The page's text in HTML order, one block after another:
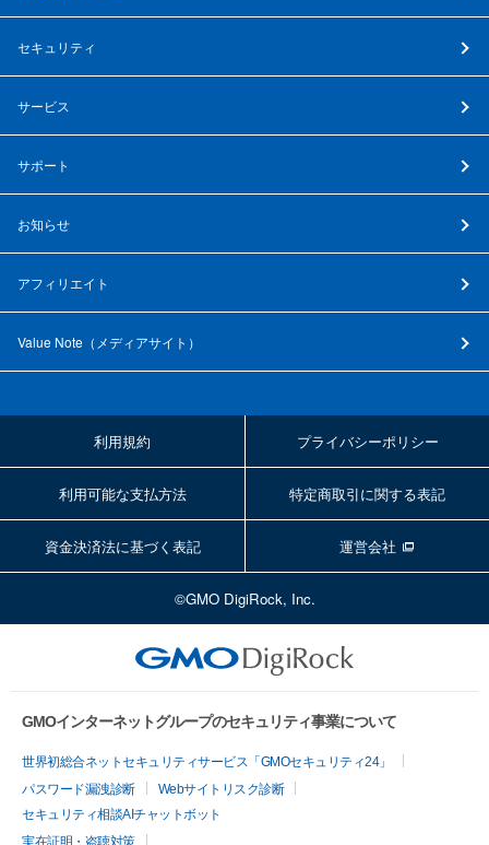
セキュリティ
サービス
サポート
お知らせ
アフィリエイト
Value Note（ メディアサイト ）
利用規約 プライバシーポリシー
利用可能な支払方法 特定商取引に関する表記
資金決済法に基づく表記 運営会社
©GMO DigiRock, Inc.
GMOインターネットグループのセキュリティ事業について
世界初総合ネットセキュリティサービス「GMOセキュリティ24」
パスワード漏洩診断
Webサイトリスク診断
セキュリティ相談AIチャットボット
実在証明・盗聴対策